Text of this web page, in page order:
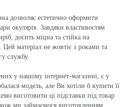
дозволяє естетично оформити
окулярів. Завдяки властивостям
досить міцна та стійка на
матеріал не жовтіє з роками та
службу.
у нашому інтернет-магазині, є у
модель, але Ви хотіли б купити її
виготовити ці підставки під товар
ми займаємося виготовленням